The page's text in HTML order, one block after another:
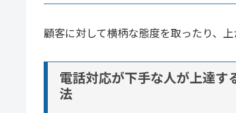
顧客に対して横柄な態度を取ったり、
電話対応が下手な人が上達す